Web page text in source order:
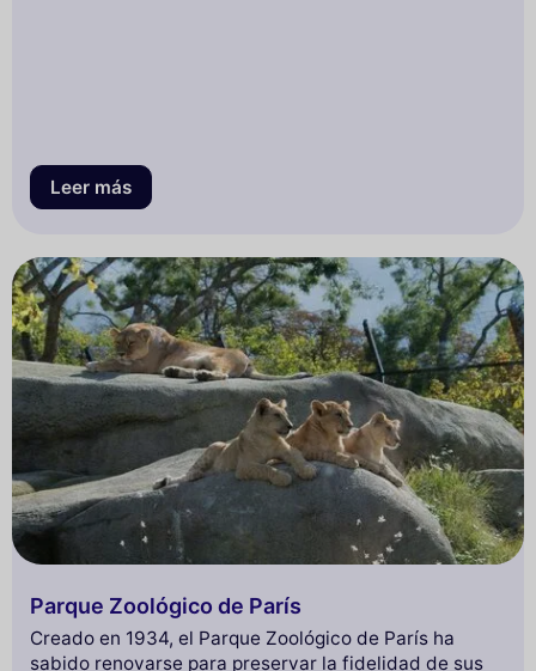
Leer más
Parque Zoológico de París
Creado en 1934, el Parque Zoológico de París ha
sabido renovarse para preservar la fidelidad de sus